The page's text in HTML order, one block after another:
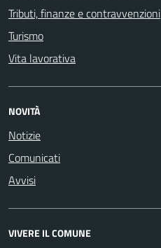
Tributi, finanze e contravvenzioni
Turismo
Vita lavorativa
NOVITÀ
Notizie
Comunicati
Avvisi
VIVERE IL COMUNE